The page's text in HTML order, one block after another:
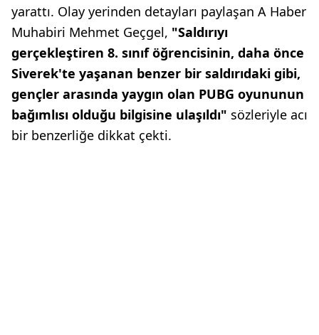
yarattı. Olay yerinden detayları paylaşan A Haber
Muhabiri Mehmet Geçgel, "Saldırıyı
gerçekleştiren 8. sınıf öğrencisinin, daha önce
Siverek'te yaşanan benzer bir saldırıdaki gibi,
gençler arasında yaygın olan PUBG oyununun
bağımlısı olduğu bilgisine ulaşıldı" sözleriyle acı
bir benzerliğe dikkat çekti.